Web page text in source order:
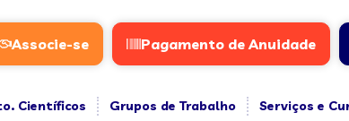
Associe-se Pagamento de Anuidade
Científicos Grupos de Trabalho Serviços e